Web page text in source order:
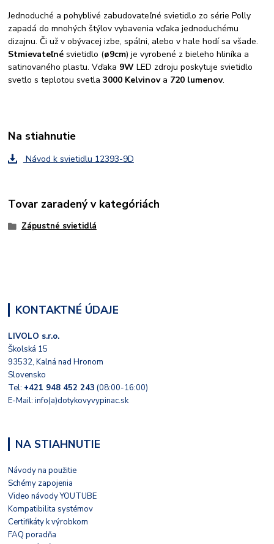
Jednoduché a pohyblivé zabudovateľné svietidlo zo série Polly
zapadá do mnohých štýlov vybavenia vďaka jednoduchému
dizajnu. Či už v obývacej izbe, spálni, alebo v hale hodí sa všade.
Stmievateľnésvietidlo (ø9cm) je vyrobené z bieleho hliníka a
satinovaného plastu. Vďaka 9W LED zdroju poskytuje svietidlo
svetlo s teplotou svetla3000 Kelvinova 720 lumenov.
Na stiahnutie
Návod k svietidlu 12393-9D
Tovar zaradený v kategóriách
Zápustné svietidlá
KONTAKTNÉ ÚDAJE
LIVOLO s.r.o.
Školská 15
93532, Kalná nad Hronom
Slovensko
Tel: +421 948 452 243 (08:00-16:00)
E-Mail: info(a)dotykovyvypinac.sk
NA STIAHNUTIE
Návody na použitie
Schémy zapojenia
Video návody YOUTUBE
Kompatibilita systémov
Certifikáty k výrobkom
FAQ poradňa